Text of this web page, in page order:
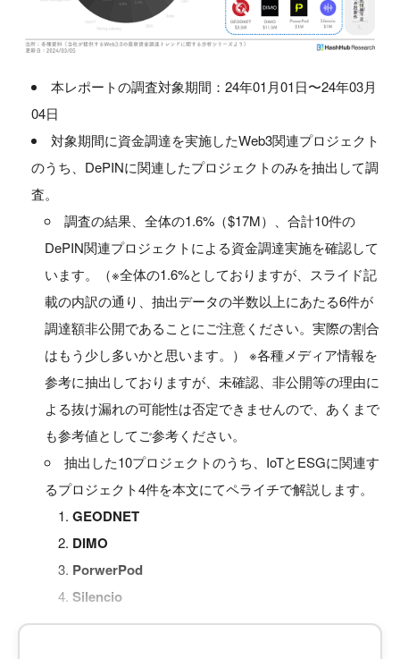
本レポートの調査対象期間：24年01月01日〜24年03月
04日
対象期間に資金調達を実施したWeb3関連プロジェクト
のうち、DePINに関連したプロジェクトのみを抽出して調
査。
調査の結果、全体の1.6%（$17M）、合計10件の
DePIN関連プロジェクトによる資金調達実施を確認して
います。（※全体の1.6%としておりますが、スライド記
載の内訳の通り、抽出データの半数以上にあたる6件が
調達額非公開であることにご注意ください。実際の割合
はもう少し多いかと思います。） ※各種メディア情報を
参考に抽出しておりますが、未確認、非公開等の理由に
よる抜け漏れの可能性は否定できませんので、あくまで
も参考値としてご参考ください。
抽出した10プロジェクトのうち、IoTとESGに関連す
るプロジェクト4件を本文にてペライチで解説します。
GEODNET
DIMO
PorwerPod
Silencio